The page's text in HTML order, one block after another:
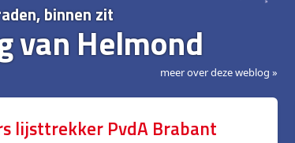
binnen zit
van Helmond
meer over deze weblog »
lijsttrekker PvdA Brabant